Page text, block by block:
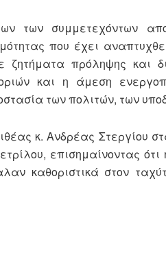
των συμμετεχόντων
που έχει
πρόληψης και
και η άμεση
των πολιτών, των
κ. Ανδρέας Στεργίου
επισημαίνοντας
καθοριστικά στον